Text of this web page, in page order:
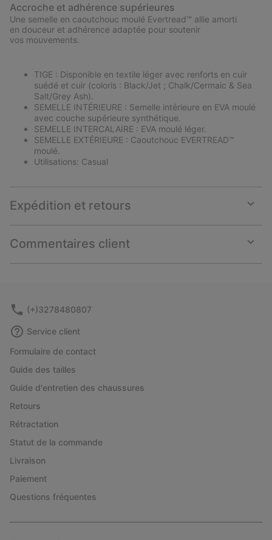
Accroche et adhérence supérieures
Une semelle en caoutchouc moulé Evertread™ allie amorti
en douceur et adhérence adaptée pour soutenir
vos mouvements.
TIGE : Disponible en textile léger avec renforts en cuir
suédé et cuir (coloris : Black/Jet ; Chalk/Cermaic & Sea
Salt/Grey Ash).
SEMELLE INTÉRIEURE : Semelle intérieure en EVA moulé
avec couche supérieure synthétique.
SEMELLE INTERCALAIRE : EVA moulé léger.
SEMELLE EXTÉRIEURE : Caoutchouc EVERTREAD™
moulé.
Utilisations: Casual
Expédition et retours
or
Commentaires client
or
(+)3278480807
Service client
Formulaire de contact
Guide des tailles
Guide d'entretien des chaussures
Retours
Rétractation
Statut de la commande
Livraison
Paiement
Questions fréquentes